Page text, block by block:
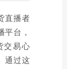
直播者
台，
交易心
通过这